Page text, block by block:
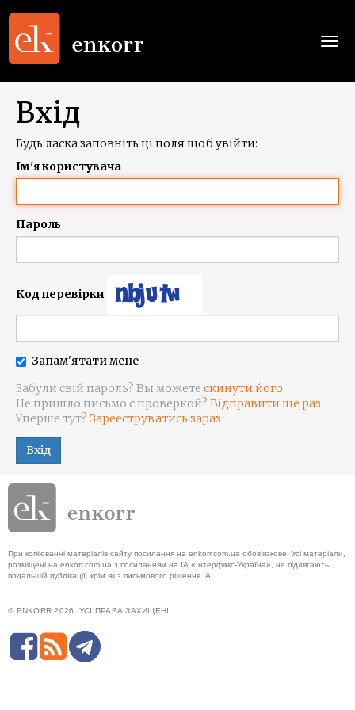
Вхід
Будь ласка заповніть ці поля щоб увійти:
Ім'я користувача
Пароль
Код перевірки
Запам'ятати мене
Забули свій пароль? Вы можете скинути його.
Не пришло письмо с проверкой? Відправити ще раз
Уперше тут? Зарееструватись зараз
Вхід
При копіюванні матеріалів сайту посилання на enkorr.com.ua обов'язкове. Усі матеріали,
розміщені на enkorr.com.ua з посиланням на ІА «Інтерфакс-Україна», не підлягають
подальшій публікації, крім як з письмового рішення ІА.
© ENKORR 2026. УСІ ПРАВА ЗАХИЩЕНІ.